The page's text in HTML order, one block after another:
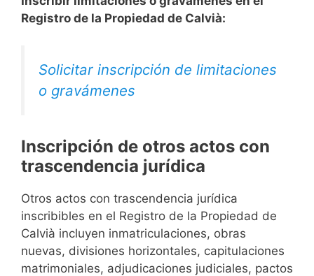
Registro de la Propiedad de Calvià:
Solicitar inscripción de limitaciones
o gravámenes
Inscripción de otros actos con
trascendencia jurídica
Otros actos con trascendencia jurídica
inscribibles en el Registro de la Propiedad de
Calvià incluyen inmatriculaciones, obras
nuevas, divisiones horizontales, capitulaciones
matrimoniales, adjudicaciones judiciales, pactos